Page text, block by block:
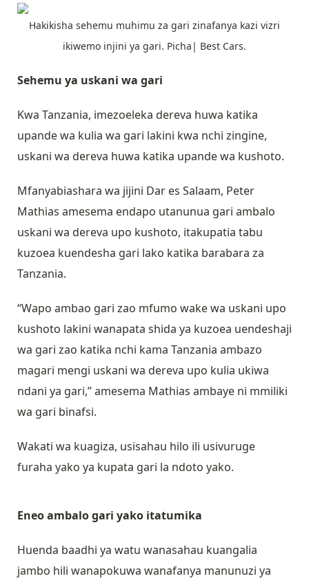
Hakikisha sehemu muhimu za gari zinafanya kazi vizri
ikiwemo injini ya gari. Picha| Best Cars.
Sehemu ya uskani wa gari
Kwa Tanzania, imezoeleka dereva huwa katika
upande wa kulia wa gari lakini kwa nchi zingine,
uskani wa dereva huwa katika upande wa kushoto.
Mfanyabiashara wa jijini Dar es Salaam, Peter
Mathias amesema endapo utanunua gari ambalo
uskani wa dereva upo kushoto, itakupatia tabu
kuzoea kuendesha gari lako katika barabara za
Tanzania.
“Wapo ambao gari zao mfumo wake wa uskani upo
kushoto lakini wanapata shida ya kuzoea uendeshaji
wa gari zao katika nchi kama Tanzania ambazo
magari mengi uskani wa dereva upo kulia ukiwa
ndani ya gari,” amesema Mathias ambaye ni mmiliki
wa gari binafsi.
Wakati wa kuagiza, usisahau hilo ili usivuruge
furaha yako ya kupata gari la ndoto yako.
Eneo ambalo gari yako itatumika
Huenda baadhi ya watu wanasahau kuangalia
jambo hili wanapokuwa wanafanya manunuzi ya